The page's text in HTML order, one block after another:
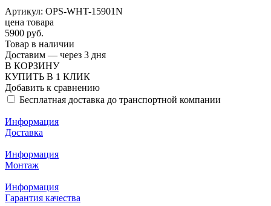
Артикул: OPS-WHT-15901N
цена товара
5900 руб.
Товар в наличии
Доставим — через 3 дня
В КОРЗИНУ
КУПИТЬ В 1 КЛИК
Добавить к сравнению
Бесплатная доставка до транспортной компании
Информация
Доставка
Информация
Монтаж
Информация
Гарантия качества